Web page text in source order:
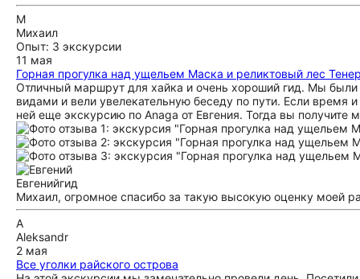
М
Михаил
Опыт: 3 экскурсии
11 мая
Горная прогулка над ущельем Маска и реликтовый лес
Отличный маршрут для хайка и очень хороший гид. Мы
видами и вели увелекательную беседу по пути. Если время
ней еще экскурсию по Anaga от Евгения. Тогда вы получите
Евгенийгид
Михаил, огромное спасибо за такую высокую оценку моей
A
Aleksandr
2 мая
Все уголки райского острова